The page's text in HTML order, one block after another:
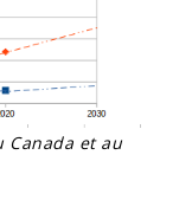
Canada et au